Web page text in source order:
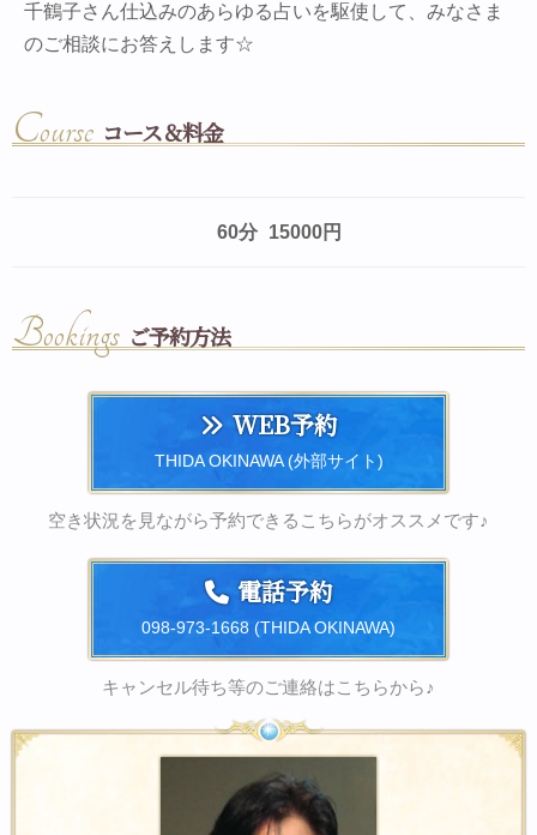
千鶴子さん仕込みのあらゆる占いを駆使して、みなさま
のご相談にお答えします☆
Course コース＆料金
60分 15000円
Bookings ご予約方法
WEB予約
THIDA OKINAWA (外部サイト)
空き状況を見ながら予約できるこちらがオススメです♪
電話予約
098-973-1668 (THIDA OKINAWA)
キャンセル待ち等のご連絡はこちらから♪